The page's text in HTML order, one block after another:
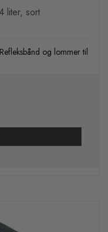
liter, sort
og lommer til